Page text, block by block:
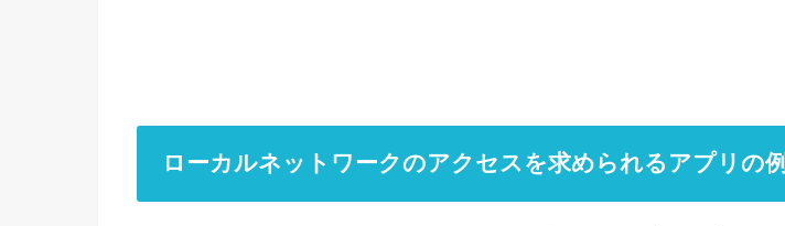
ローカルネットワークのアクセスを求められるアプリの例